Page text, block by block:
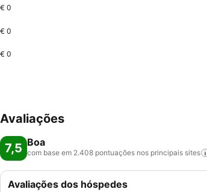
€ 0
€ 0
€ 0
Avaliações
7,5 Boa
com base em 2.408 pontuações nos principais sites
Avaliações dos hóspedes